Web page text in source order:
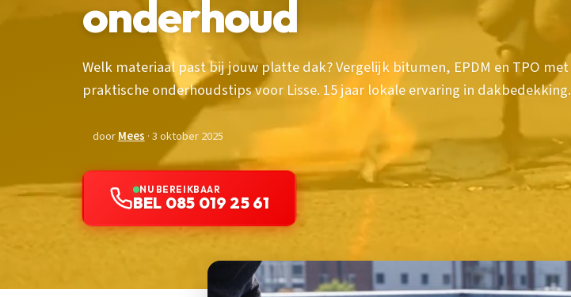
onderhoud
Welk materiaal past bij jouw platte dak? Vergelijk bitumen, EPDM en TPO met
praktische onderhoudstips voor Lisse. 15 jaar lokale ervaring in dakbedekking.
doorMees · 3 oktober 2025
NU BEREIKBAAR
BEL 085 019 25 61